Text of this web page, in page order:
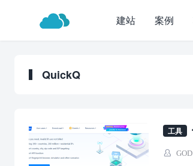
建站 案例
QuickQ
工具
GOD